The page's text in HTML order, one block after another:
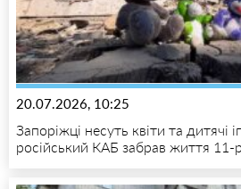
20.07.2026, 10:25
Запоріжці несуть квіти та дитячі
російський КАБ забрав життя 11-